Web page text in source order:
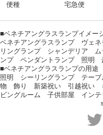
便種 宅急便
■ベネチアングラスランプイメー
ベネチアングラスランプ ヴェ
リングランプ シャンデリア
ンプ ペンダントランプ 照明
■ベネチアングラスランプの用途
照明 シーリングランプ テー
物 飾り 新築祝い 引越祝い
ビングルーム 子供部屋 イン